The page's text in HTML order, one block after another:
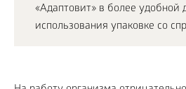
«Адаптовит» в более удобной
использования упаковке со